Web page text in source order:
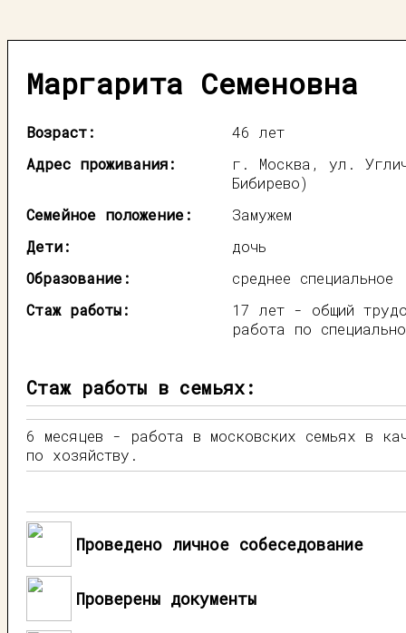
Маргарита Семеновна
Возраст:
46 лет
Адрес проживания:
г. Москва, ул.
Бибирево)
Семейное положение:
Замужем
Дети:
дочь
Образование:
среднее специальное
Стаж работы:
17 лет - общий
работа по
Стаж работы в семьях:
6 месяцев - работа в московских семьях в
по хозяйству.
Проведено личное собеседование
Проверены документы